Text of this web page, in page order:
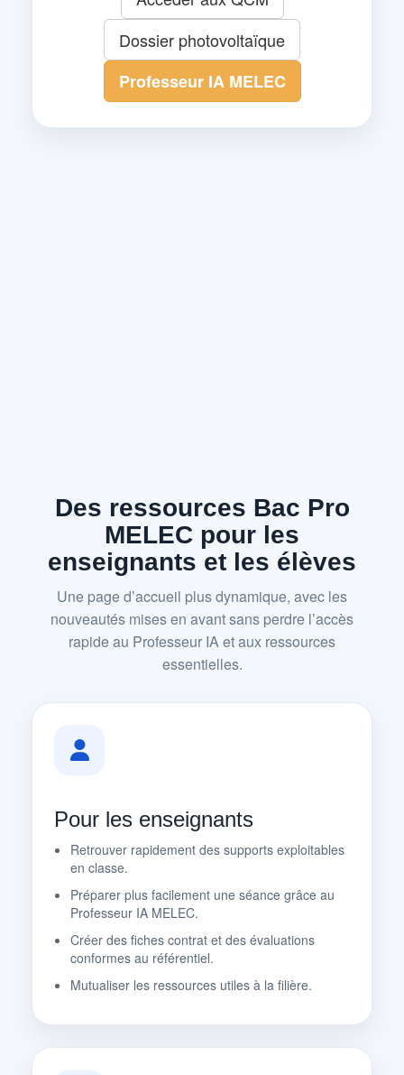
Dossier photovoltaïque
Professeur IA MELEC
Des ressources Bac Pro
MELEC pour les
enseignants et les élèves
Une page d’accueil plus dynamique, avec les
nouveautés mises en avant sans perdre l’accès
rapide au Professeur IA et aux ressources
essentielles.
Pour les enseignants
Retrouver rapidement des supports exploitables
en classe.
Préparer plus facilement une séance grâce au
Professeur IA MELEC.
Créer des fiches contrat et des évaluations
conformes au référentiel.
Mutualiser les ressources utiles à la filière.